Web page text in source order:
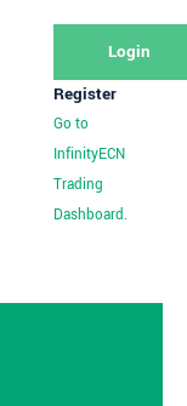
Login
Register
Go to
InfinityECN
Trading
Dashboard.